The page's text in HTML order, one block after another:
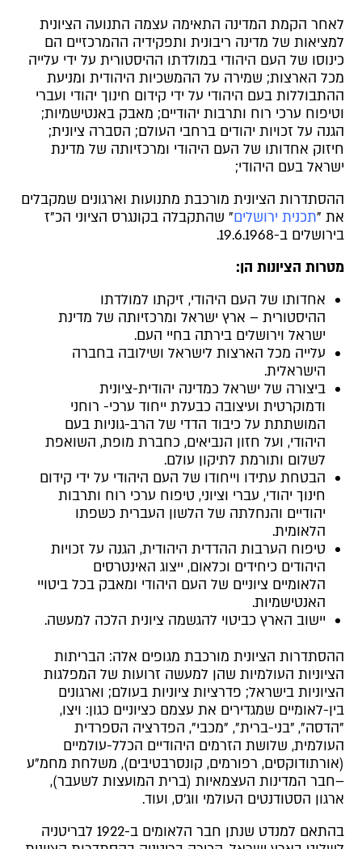
לאחר הקמת המדינה התאימה עצמה התנועה הציונית
למציאות של מדינה ריבונית ותפקידיה ההמרכזיים הם
כינוסו של העם היהודי במולדתו ההיסטורית על ידי עלייה
מכל הארצות; שמירה על ההמשכיות היהודית ומניעת
ההתבוללות בעם היהודי על ידי קידום חינוך יהודי ועברי
וטיפוח ערכי רוח ותרבות יהודיים; מאבק באנטישמיות;
הגנה על זכויות יהודים ברחבי העולם; הסברה ציונית;
חיזוק אחדותו של העם היהודי ומרכזיותה של מדינת
ישראל בעם היהודי;
ההסתדרות הציונית מורכבת מתנועות וארגונים שמקבלים
את "תכנית ירושלים" שהתקבלה בקונגרס הציוני הכ"ז
בירושלים ב-19.6.1968.
מטרות הציונות הן:
אחדותו של העם היהודי, זיקתו למולדתו
ההיסטורית – ארץ ישראל ומרכזיותה של מדינת
ישראל וירושלים בירתה בחיי העם.
עלייה מכל הארצות לישראל ושילובה בחברה
הישראלית.
ביצורה של ישראל כמדינה יהודית-ציונית
ודמוקרטית ועיצובה כבעלת ייחוד ערכי- רוחני
המושתתת על כיבוד הדדי של הרב-גוניות בעם
היהודי, ועל חזון הנביאים, כחברת מופת, השואפת
לשלום ותורמת לתיקון עולם.
הבטחת עתידו וייחודו של העם היהודי על ידי קידום
חינוך יהודי, עברי וציוני, טיפוח ערכי רוח ותרבות
יהודיים והנחלתה של הלשון העברית כשפתו
הלאומית.
טיפוח הערבות ההדדית היהודית, הגנה על זכויות
היהודים כיחידים וכלאום, ייצוג האינטרסים
הלאומיים ציוניים של העם היהודי ומאבק בכל ביטויי
האנטישמיות.
יישוב הארץ כביטוי להגשמה ציונית הלכה למעשה.
ההסתדרות הציונית מורכבת מגופים אלה: הבריתות
הציוניות העולמיות שהן למעשה זרועות של המפלגות
הציוניות בישראל; פדרציות ציוניות בעולם; וארגונים
בין-לאומיים שמגדירים את עצמם כציוניים כגון: ויצו,
"הדסה", "בני-ברית", "מכבי", הפדרציה הספרדית
העולמית, שלושת הזרמים היהודיים הכלל-עולמיים
(אורתודוקסים, רפורמים, קונסרבטיבים), משלחת מחמ"ע
–חבר המדינות העצמאיות (ברית המועצות לשעבר),
ארגון הסטודנטים העולמי ווג'ס, ועוד.
בהתאם למנדט שנתן חבר הלאומים ב-1922 לבריטניה